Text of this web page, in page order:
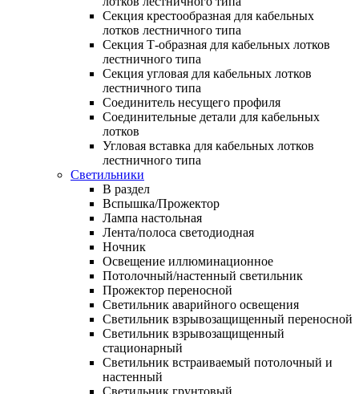
Секция крестообразная для кабельных
лотков лестничного типа
Секция Т-образная для кабельных лотков
лестничного типа
Секция угловая для кабельных лотков
лестничного типа
Соединитель несущего профиля
Соединительные детали для кабельных
лотков
Угловая вставка для кабельных лотков
лестничного типа
Светильники
В раздел
Вспышка/Прожектор
Лампа настольная
Лента/полоса светодиодная
Ночник
Освещение иллюминационное
Потолочный/настенный светильник
Прожектор переносной
Светильник аварийного освещения
Светильник взрывозащищенный переносной
Светильник взрывозащищенный
стационарный
Светильник встраиваемый потолочный и
настенный
Светильник грунтовый